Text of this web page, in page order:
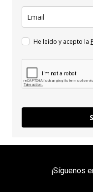
He leído y acepto la
¡Síguenos